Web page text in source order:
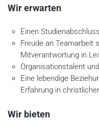
Wir erwarten
Einen
Freude an Teamarbeit
Mitverantwortung in
Organisationstalent
Eine lebendige
Erfahrung in
Wir bieten